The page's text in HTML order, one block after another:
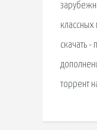
скачать
торрент